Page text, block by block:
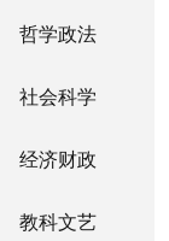
哲学政法
社会科学
经济财政
教科文艺